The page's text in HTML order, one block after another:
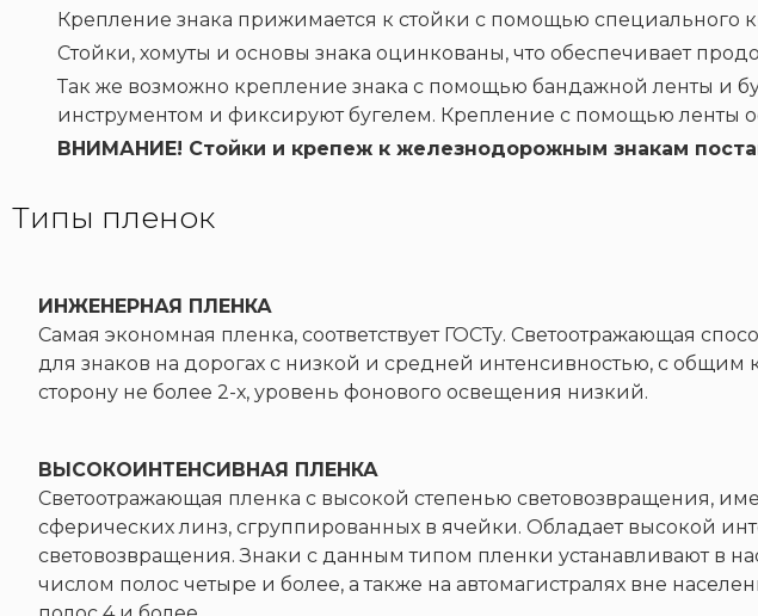
Крепление знака прижимается к стойки с помощью специального
Стойки, хомуты и основы знака оцинкованы, что обеспечивает
Так же возможно крепление знака с помощью бандажной ленты и
инструментом и фиксируют бугелем. Крепление с помощью ленты
ВНИМАНИЕ! Стойки и крепеж к железнодорожным знакам
Типы пленок
ИНЖЕНЕРНАЯ ПЛЕНКА
Самая экономная пленка, соответствует ГОСТу. Светоотражающая
для знаков на дорогах с низкой и средней интенсивностью, с общим
сторону не более 2-х, уровень фонового освещения низкий.
ВЫСОКОИНТЕНСИВНАЯ ПЛЕНКА
Светоотражающая пленка с высокой степенью световозвращения,
сферических линз, сгруппированных в ячейки. Обладает высокой
световозвращения. Знаки с данным типом пленки устанавливают в
числом полос четыре и более, а также на автомагистралях вне